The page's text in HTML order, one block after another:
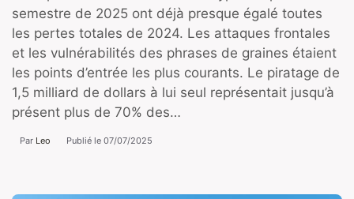
semestre de 2025 ont déjà presque égalé toutes
les pertes totales de 2024. Les attaques frontales
et les vulnérabilités des phrases de graines étaient
les points d’entrée les plus courants. Le piratage de
1,5 milliard de dollars à lui seul représentait jusqu’à
présent plus de 70% des…
Par Leo Publié le 07/07/2025